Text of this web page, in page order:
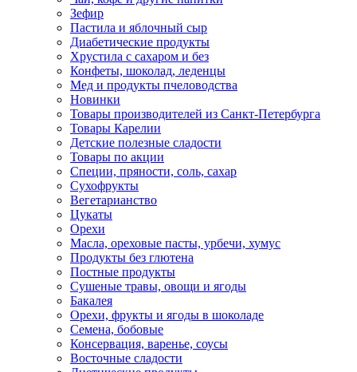
Зефир
Пастила и яблочный сыр
Диабетические продукты
Хрустила с сахаром и без
Конфеты, шоколад, леденцы
Мед и продукты пчеловодства
Новинки
Товары производителей из Санкт-Петербурга
Товары Карелии
Детские полезные сладости
Товары по акции
Специи, пряности, соль, сахар
Сухофрукты
Вегетарианство
Цукаты
Орехи
Масла, ореховые пасты, урбечи, хумус
Продукты без глютена
Постные продукты
Сушеные травы, овощи и ягоды
Бакалея
Орехи, фрукты и ягоды в шоколаде
Семена, бобовые
Консервация, варенье, соусы
Восточные сладости